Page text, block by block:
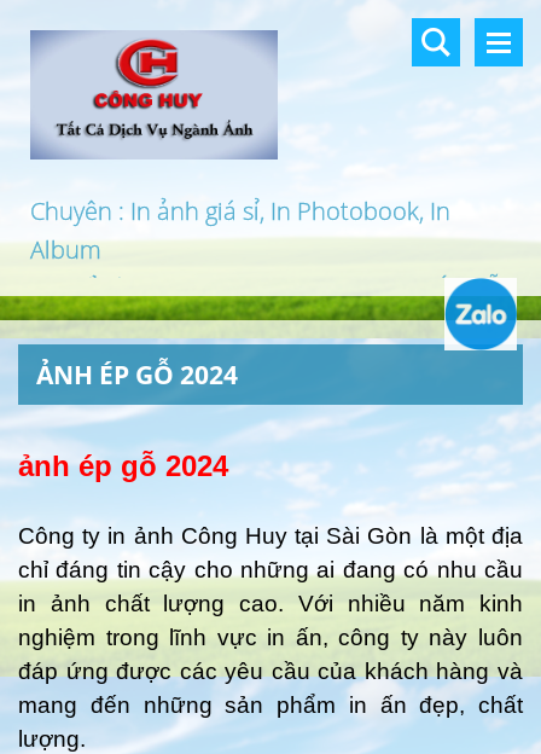
Chuyên : In ảnh giá sỉ, In Photobook, In
Album
In khổ lớn, In UV 3D, In Canvas, In PP, Ép Gỗ
…
ẢNH ÉP GỖ 2024
ảnh ép gỗ 2024
Công ty in ảnh Công Huy tại Sài Gòn là một địa
chỉ đáng tin cậy cho những ai đang có nhu cầu
in ảnh chất lượng cao. Với nhiều năm kinh
nghiệm trong lĩnh vực in ấn, công ty này luôn
đáp ứng được các yêu cầu của khách hàng và
mang đến những sản phẩm in ấn đẹp, chất
lượng.